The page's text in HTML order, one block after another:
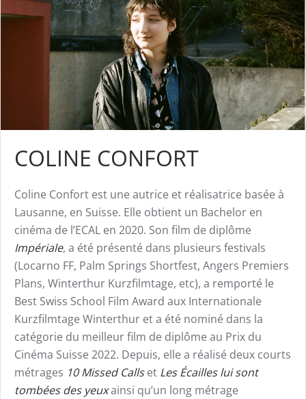
COLINE CONFORT
Coline Confort est une autrice et réalisatrice basée à
Lausanne, en Suisse. Elle obtient un Bachelor en
cinéma de l’ECAL en 2020. Son film de diplôme
Impériale, a été présenté dans plusieurs festivals
(Locarno FF, Palm Springs Shortfest, Angers Premiers
Plans, Winterthur Kurzfilmtage, etc), a remporté le
Best Swiss School Film Award aux Internationale
Kurzfilmtage Winterthur et a été nominé dans la
catégorie du meilleur film de diplôme au Prix du
Cinéma Suisse 2022. Depuis, elle a réalisé deux courts
métrages 10 Missed Callset Les Écailles lui sont
tombées des yeuxainsi qu’un long métrage